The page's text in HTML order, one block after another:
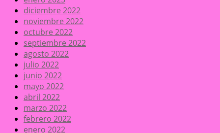
diciembre 2022
noviembre 2022
octubre 2022
septiembre 2022
agosto 2022
julio 2022
junio 2022
mayo 2022
abril 2022
marzo 2022
febrero 2022
enero 2022